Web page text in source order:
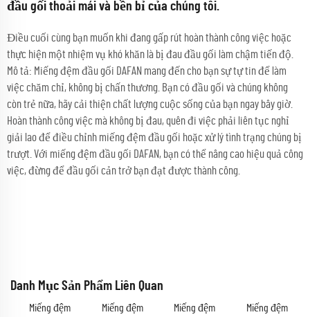
đầu gối thoải mái và bền bỉ của chúng tôi.
Điều cuối cùng bạn muốn khi đang gấp rút hoàn thành công việc hoặc
thực hiện một nhiệm vụ khó khăn là bị đau đầu gối làm chậm tiến độ.
Mô tả: Miếng đệm đầu gối DAFAN mang đến cho bạn sự tự tin để làm
việc chăm chỉ, không bị chấn thương. Bạn có đầu gối và chúng không
còn trẻ nữa, hãy cải thiện chất lượng cuộc sống của bạn ngay bây giờ.
Hoàn thành công việc mà không bị đau, quên đi việc phải liên tục nghỉ
giải lao để điều chỉnh miếng đệm đầu gối hoặc xử lý tình trạng chúng bị
trượt. Với miếng đệm đầu gối DAFAN, bạn có thể nâng cao hiệu quả công
việc, đừng để đầu gối cản trở bạn đạt được thành công.
Danh Mục Sản Phẩm Liên Quan
Miếng đệm
Miếng đệm
Miếng đệm
Miếng đệm